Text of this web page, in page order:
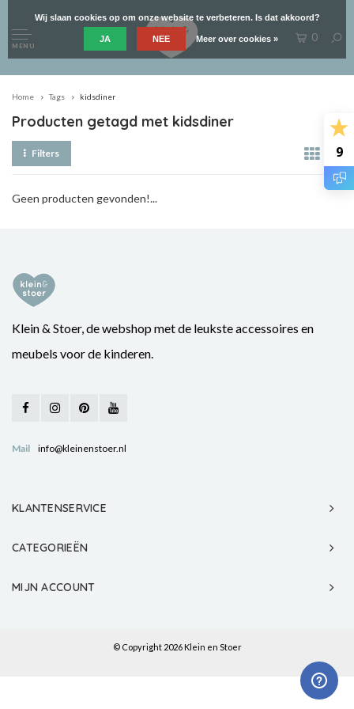
9
MENU
0
Home Tags kidsdiner
Producten getagd met kidsdiner
Filters
Geen producten gevonden!...
Klein & Stoer, de webshop met de leukste accessoires en
meubels voor de kinderen.
Mail info@kleinenstoer.nl
KLANTENSERVICE
CATEGORIEËN
MIJN ACCOUNT
© Copyright 2026 Klein en Stoer
Wij slaan cookies op om onze website te verbeteren. Is dat akkoord?
JA NEE Meer over cookies »